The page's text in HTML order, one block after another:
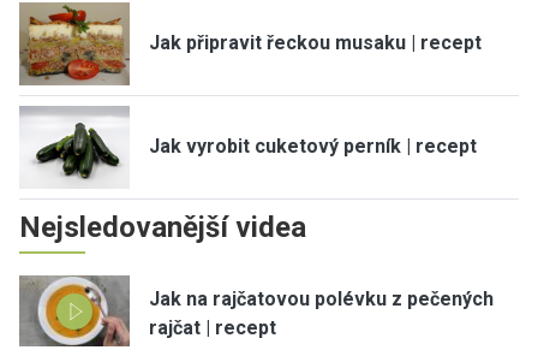
Jak připravit řeckou musaku | recept
Jak vyrobit cuketový perník | recept
Nejsledovanější videa
Jak na rajčatovou polévku z pečených
rajčat | recept